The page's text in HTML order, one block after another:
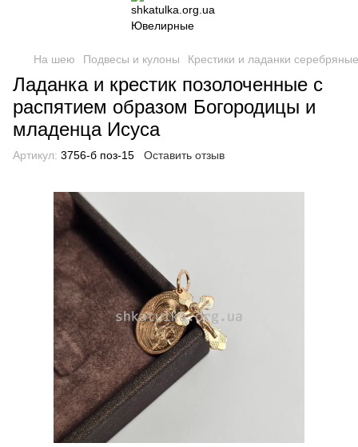
На шею Подвесы и кулоны Крестики и ладанки
Ладанка и крестик позолоченные с
распятием образом Богородицы и
младенца Исуса
Артикул: 3756-б поз-15 Оставить отзыв